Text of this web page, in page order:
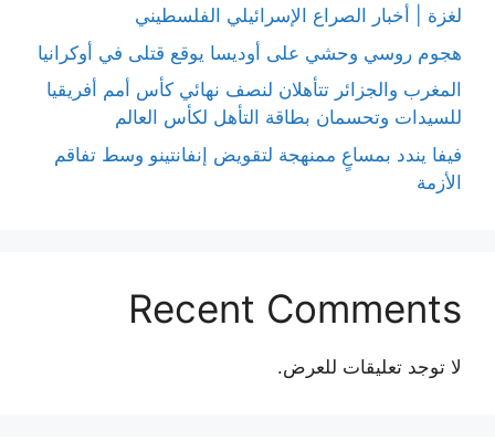
لغزة | أخبار الصراع الإسرائيلي الفلسطيني
هجوم روسي وحشي على أوديسا يوقع قتلى في أوكرانيا
المغرب والجزائر تتأهلان لنصف نهائي كأس أمم أفريقيا
للسيدات وتحسمان بطاقة التأهل لكأس العالم
فيفا يندد بمساعٍ ممنهجة لتقويض إنفانتينو وسط تفاقم
الأزمة
Recent Comments
لا توجد تعليقات للعرض.